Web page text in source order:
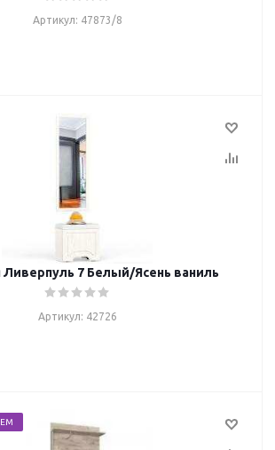
Артикул: 47873/8
7 Белый/Ясень ваниль
Артикул: 42726